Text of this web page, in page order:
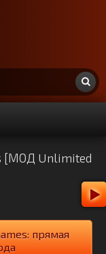
[МОД Unlimited
прямая